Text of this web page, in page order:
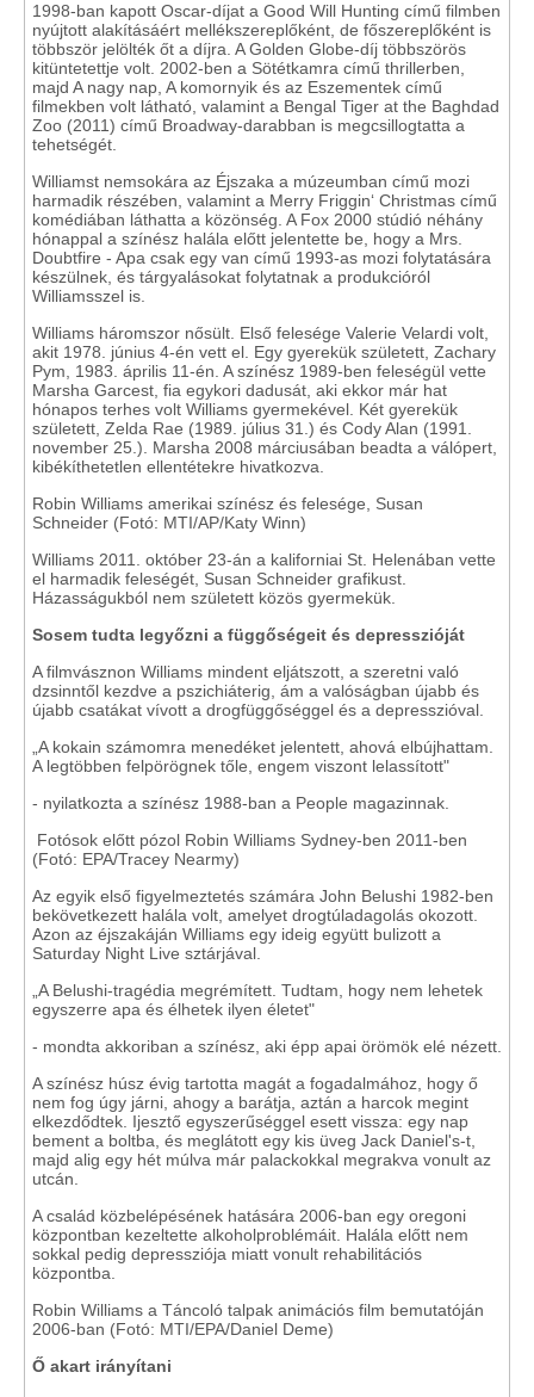
1998-ban kapott Oscar-díjat a Good Will Hunting című filmben
nyújtott alakításáért mellékszereplőként, de főszereplőként is
többször jelölték őt a díjra. A Golden Globe-díj többszörös
kitüntetettje volt. 2002-ben a Sötétkamra című thrillerben,
majd A nagy nap, A komornyik és az Eszementek című
filmekben volt látható, valamint a Bengal Tiger at the Baghdad
Zoo (2011) című Broadway-darabban is megcsillogtatta a
tehetségét.
Williamst nemsokára az Éjszaka a múzeumban című mozi
harmadik részében, valamint a Merry Friggin‘ Christmas című
komédiában láthatta a közönség. A Fox 2000 stúdió néhány
hónappal a színész halála előtt jelentette be, hogy a Mrs.
Doubtfire - Apa csak egy van című 1993-as mozi folytatására
készülnek, és tárgyalásokat folytatnak a produkcióról
Williamsszel is.
Williams háromszor nősült. Első felesége Valerie Velardi volt,
akit 1978. június 4-én vett el. Egy gyerekük született, Zachary
Pym, 1983. április 11-én. A színész 1989-ben feleségül vette
Marsha Garcest, fia egykori dadusát, aki ekkor már hat
hónapos terhes volt Williams gyermekével. Két gyerekük
született, Zelda Rae (1989. július 31.) és Cody Alan (1991.
november 25.). Marsha 2008 márciusában beadta a válópert,
kibékíthetetlen ellentétekre hivatkozva.
Robin Williams amerikai színész és felesége, Susan
Schneider (Fotó: MTI/AP/Katy Winn)
Williams 2011. október 23-án a kaliforniai St. Helenában vette
el harmadik feleségét, Susan Schneider grafikust.
Házasságukból nem született közös gyermekük.
Sosem tudta legyőzni a függőségeit és depresszióját
A filmvásznon Williams mindent eljátszott, a szeretni való
dzsinntől kezdve a pszichiáterig, ám a valóságban újabb és
újabb csatákat vívott a drogfüggőséggel és a depresszióval.
„A kokain számomra menedéket jelentett, ahová elbújhattam.
A legtöbben felpörögnek tőle, engem viszont lelassított"
- nyilatkozta a színész 1988-ban a People magazinnak.
Fotósok előtt pózol Robin Williams Sydney-ben 2011-ben
(Fotó: EPA/Tracey Nearmy)
Az egyik első figyelmeztetés számára John Belushi 1982-ben
bekövetkezett halála volt, amelyet drogtúladagolás okozott.
Azon az éjszakáján Williams egy ideig együtt bulizott a
Saturday Night Live sztárjával.
„A Belushi-tragédia megrémített. Tudtam, hogy nem lehetek
egyszerre apa és élhetek ilyen életet"
- mondta akkoriban a színész, aki épp apai örömök elé nézett.
A színész húsz évig tartotta magát a fogadalmához, hogy ő
nem fog úgy járni, ahogy a barátja, aztán a harcok megint
elkezdődtek. Ijesztő egyszerűséggel esett vissza: egy nap
bement a boltba, és meglátott egy kis üveg Jack Daniel's-t,
majd alig egy hét múlva már palackokkal megrakva vonult az
utcán.
A család közbelépésének hatására 2006-ban egy oregoni
központban kezeltette alkoholproblémáit. Halála előtt nem
sokkal pedig depressziója miatt vonult rehabilitációs
központba.
Robin Williams a Táncoló talpak animációs film bemutatóján
2006-ban (Fotó: MTI/EPA/Daniel Deme)
Ő akart irányítani